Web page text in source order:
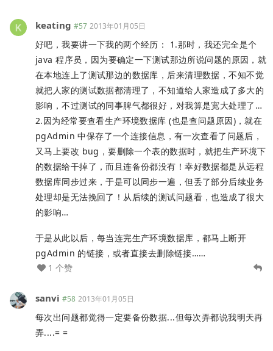
keating #57 2013年01月05日
好吧，我要讲一下我的两个经历： 1.那时，我还完全是个
java 程序员，因为要确定一下测试那边所说问题的原因，就
在本地连上了测试那边的数据库，后来清理数据，不知不觉
就把人家的测试数据都清理了，不知道给人家造成了多大的
影响，不过测试的同事脾气都很好，对我算是宽大处理了…
2.因为经常要查看生产环境数据库 (也是查问题原因)，就在
pgAdmin 中保存了一个连接信息，有一次查看了问题后，
又马上要改 bug，要删除一个表的数据时，就把生产环境下
的数据给干掉了，而且连备份都没有！幸好数据都是从远程
数据库同步过来，于是可以同步一遍，但丢了部分后续业务
处理却是无法挽回了！从后续的测试问题看，也造成了很大
的影响…
于是从此以后，每当连完生产环境数据库，都马上断开
pgAdmin 的链接，或者直接去删除链接……
1 个赞
sanvi #58 2013年01月05日
每次出问题都觉得一定要备份数据...但每次弄都说我明天再
弄....= =